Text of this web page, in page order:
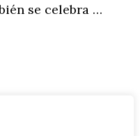
se celebra …